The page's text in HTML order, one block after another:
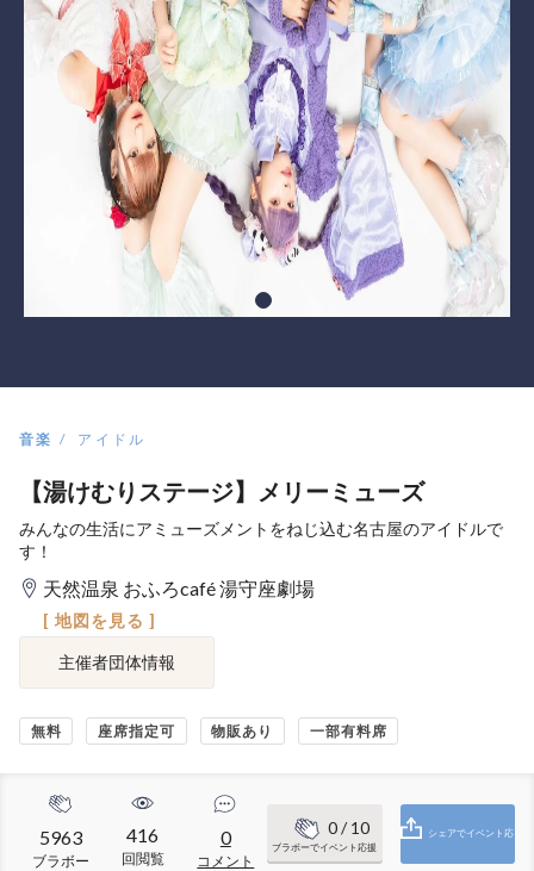
音楽 アイドル
【湯けむりステージ】メリーミューズ
みんなの生活にアミューズメントをねじ込む名古屋のアイドルで
す！
天然温泉 おふろcafé 湯守座劇場
[ 地図を見る ]
主催者団体情報
無料 座席指定可 物販あり 一部有料席
5963
ブラボー
416
回閲覧
0
コメント
0/ 10
ブラボーでイベント応援
シェアでイベント応